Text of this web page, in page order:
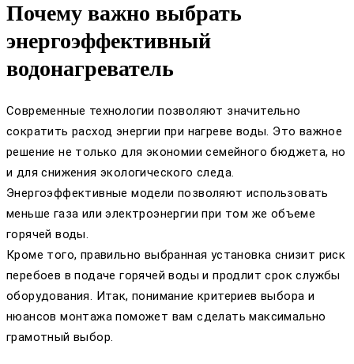
Почему важно выбрать
энергоэффективный
водонагреватель
Современные технологии позволяют значительно
сократить расход энергии при нагреве воды. Это важное
решение не только для экономии семейного бюджета, но
и для снижения экологического следа.
Энергоэффективные модели позволяют использовать
меньше газа или электроэнергии при том же объеме
горячей воды.
Кроме того, правильно выбранная установка снизит риск
перебоев в подаче горячей воды и продлит срок службы
оборудования. Итак, понимание критериев выбора и
нюансов монтажа поможет вам сделать максимально
грамотный выбор.